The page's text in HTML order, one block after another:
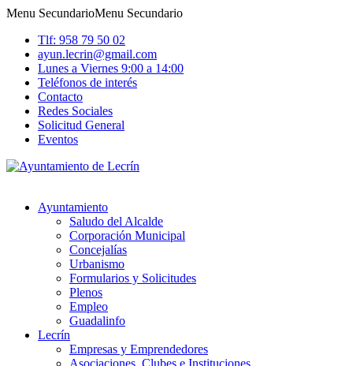
Menu SecundarioMenu Secundario
Tlf: 958 79 50 02
ayun.lecrin@gmail.com
Lunes a Viernes 9:00 a 14:00
Teléfonos de interés
Contacto
Redes Sociales
Solicitud General
Eventos
Ayuntamiento
Saludo del Alcalde
Corporación Municipal
Concejalías
Urbanismo
Formularios y Solicitudes
Plenos
Empleo
Guadalinfo
Lecrín
Empresas y Emprendedores
Asociaciones, Clubes e Instituciones